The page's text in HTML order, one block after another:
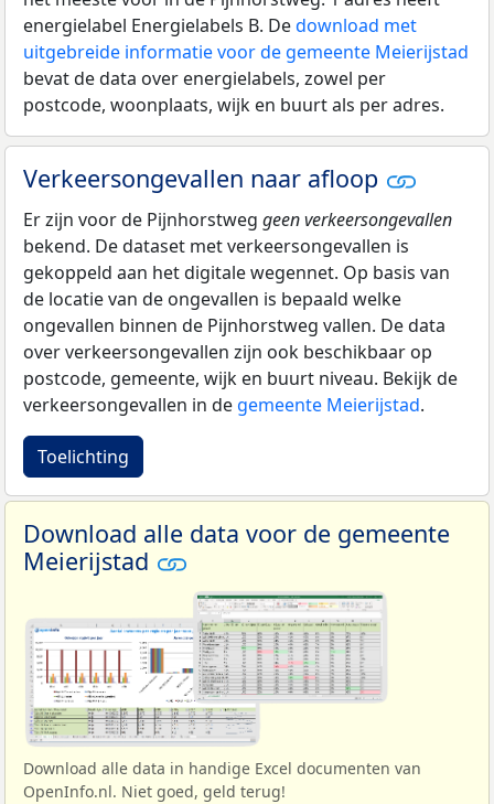
energielabel Energielabels B. Dedownload met
uitgebreide informatie voor de gemeente Meierijstad
bevat de data over energielabels, zowel per
postcode, woonplaats, wijk en buurt als per adres.
Verkeersongevallen naar afloop
Er zijn voor de Pijnhorstweg geen verkeersongevallen
bekend. De dataset met verkeersongevallen is
gekoppeld aan het digitale wegennet. Op basis van
de locatie van de ongevallen is bepaald welke
ongevallen binnen de Pijnhorstweg vallen. De data
over verkeersongevallen zijn ook beschikbaar op
postcode, gemeente, wijk en buurt niveau. Bekijk de
verkeersongevallen in de gemeente Meierijstad.
Toelichting
Download alle data voor de gemeente
Meierijstad
Download alle data in handige Excel documenten van
OpenInfo.nl. Niet goed, geld terug!